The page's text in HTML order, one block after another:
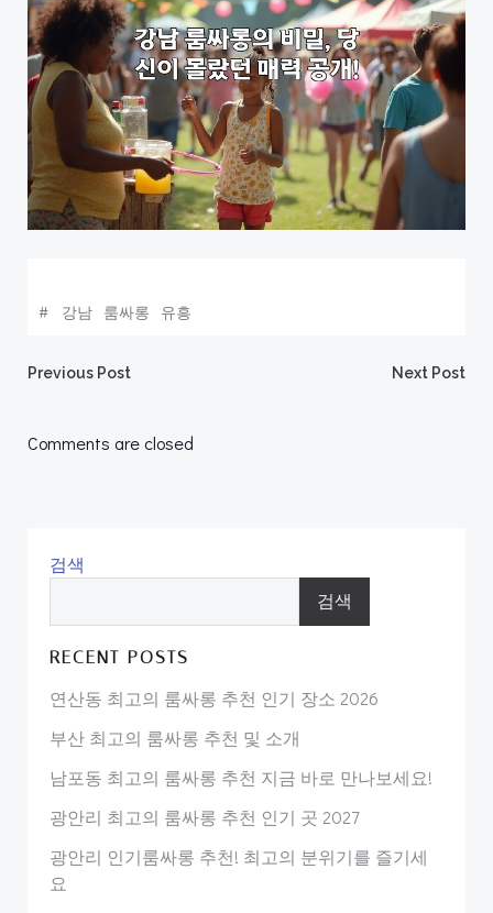
# 강남 룸싸롱 유흥
Post
navigation
Previous Post Next Post
Comments are closed
검색
검색
RECENT POSTS
연산동 최고의 룸싸롱 추천 인기 장소 2026
부산 최고의 룸싸롱 추천 및 소개
남포동 최고의 룸싸롱 추천 지금 바로 만나보세요!
광안리 최고의 룸싸롱 추천 인기 곳 2027
광안리 인기룸싸롱 추천! 최고의 분위기를 즐기세
요